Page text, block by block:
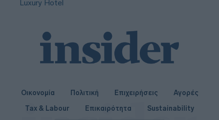
Luxury Hotel
Οικονομία Πολιτική Επιχειρήσεις
Αγορές
Tax & Labour
Επικαιρότητα Sustainability